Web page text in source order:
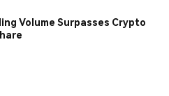
Volume Surpasses Crypto